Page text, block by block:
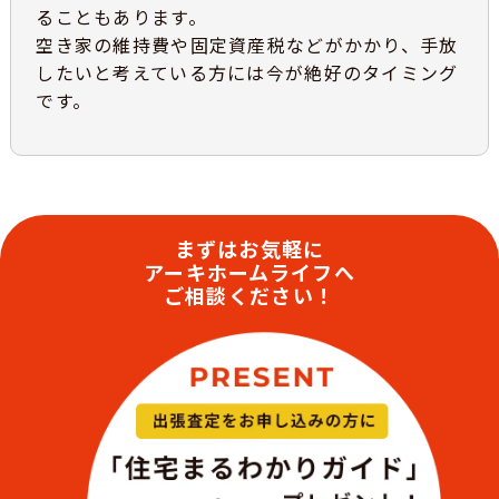
ることもあります。
空き家の維持費や固定資産税などがかかり、手放
したいと考えている方には今が絶好のタイミング
です。
まずはお気軽に
アーキホームライフへ
ご相談ください！